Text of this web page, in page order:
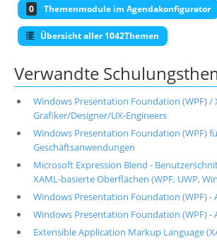
0 Themenmodule im Agendakonfigurator
Übersicht aller 1042Themen
Verwandte
Windows Presentation Foundation (WPF) /
Grafiker/Designer/UX-Engineers
Windows Presentation Foundation (WPF)
Geschäftsanwendungen
Microsoft Expression Blend -
XAML-basierte Oberflächen (WPF, UWP,
Windows Presentation Foundation (WPF) -
Windows Presentation Foundation (WPF) -
Extensible Application Markup Language